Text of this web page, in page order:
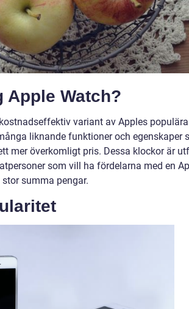
Apple Watch?
variant av Apples populära
liknande funktioner och egenskaper
mer överkomligt pris. Dessa klockor är
som vill ha fördelarna med en
summa pengar.